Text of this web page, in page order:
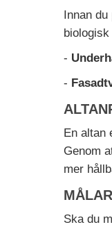
Innan
-
-
En altan
Genom
mer
Ska du